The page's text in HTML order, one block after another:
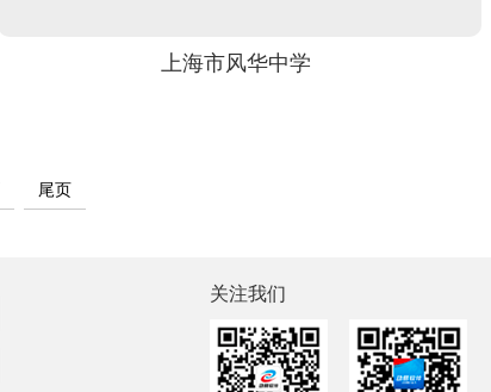
上海市风华中学
尾页
关注我们